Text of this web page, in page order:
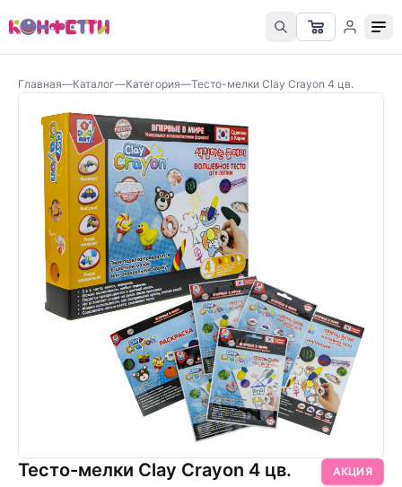
Главная—Каталог—Категория—Тесто-мелки Clay Crayon 4 цв.
Тесто-мелки Clay Crayon 4 цв. АКЦИЯ